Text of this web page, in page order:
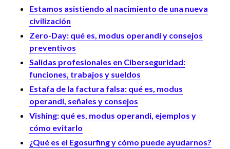
Estamos asistiendo al nacimiento de una nueva
civilización
Zero-Day: qué es, modus operandi y consejos
preventivos
Salidas profesionales en Ciberseguridad:
funciones, trabajos y sueldos
Estafa de la factura falsa: qué es, modus
operandi, señales y consejos
Vishing: qué es, modus operandi, ejemplos y
cómo evitarlo
¿Qué es el Egosurfing y cómo puede ayudarnos?